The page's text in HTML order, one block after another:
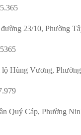
23/10, Phường
Hùng Vương,
Quý Cáp, Phường